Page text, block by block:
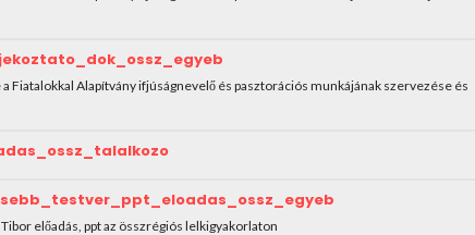
Fiatalokkal Alapítvány ifjúságnevelő és pasztorációs munkájának szervezése és
előadás, ppt az összrégiós lelkigyakorlaton